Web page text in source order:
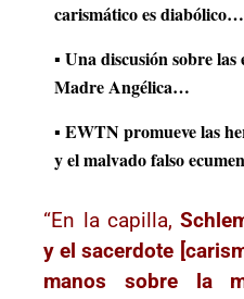
carismático es diabólico…
▪ Una discusión sobre
Madre Angélica…
▪ EWTN promueve las
y el malvado falso
“En la capilla,
y el sacerdote
manos sobre la